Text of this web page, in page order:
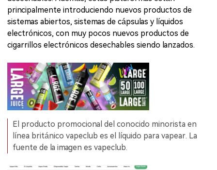
principalmente introduciendo nuevos productos de
sistemas abiertos, sistemas de cápsulas y líquidos
electrónicos, con muy pocos nuevos productos de
cigarrillos electrónicos desechables siendo lanzados.
El producto promocional del conocido minorista en
línea británico vapeclub es el líquido para vapear. La
fuente de la imagen es vapeclub.